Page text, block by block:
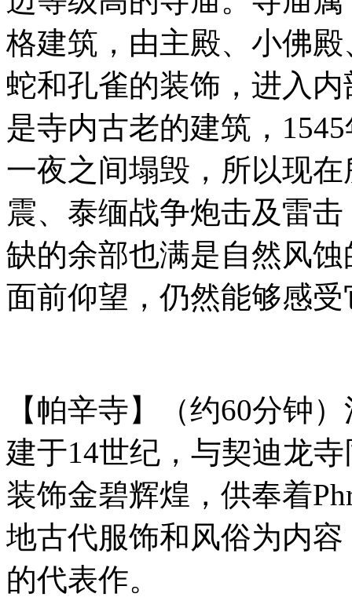
格建筑，由主殿、小佛
蛇和孔雀的装饰，进入
是寺内古老的建筑，
一夜之间塌毁，所以现
震、泰缅战争炮击及雷
缺的余部也满是自然风
面前仰望，仍然能够感
【帕辛寺】（约60分钟
建于14世纪，与契迪龙
装饰金碧辉煌，供奉着
地古代服饰和风俗为内
的代表作。